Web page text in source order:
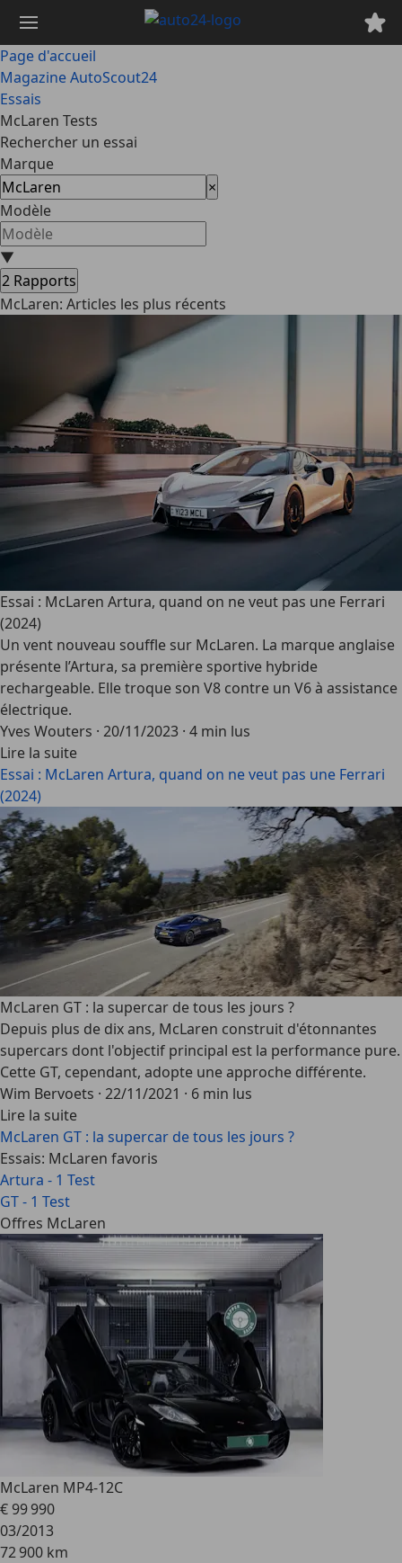
contenu
principal
Page d'accueil
Magazine AutoScout24
Essais
McLaren Tests
Rechercher un essai
Marque
×
Modèle
▼
2 Rapports
McLaren: Articles les plus récents
Essai : McLaren Artura, quand on ne veut pas une Ferrari
(2024)
Un vent nouveau souffle sur McLaren. La marque anglaise
présente l’Artura, sa première sportive hybride
rechargeable. Elle troque son V8 contre un V6 à assistance
électrique.
Yves Wouters · 20/11/2023 · 4 min lus
Lire la suite
Essai : McLaren Artura, quand on ne veut pas une Ferrari
(2024)
McLaren GT : la supercar de tous les jours ?
Depuis plus de dix ans, McLaren construit d'étonnantes
supercars dont l'objectif principal est la performance pure.
Cette GT, cependant, adopte une approche différente.
Wim Bervoets · 22/11/2021 · 6 min lus
Lire la suite
McLaren GT : la supercar de tous les jours ?
Essais: McLaren favoris
Artura - 1 Test
GT - 1 Test
Offres McLaren
McLaren MP4-12C
€ 99 990
03/2013
72 900 km